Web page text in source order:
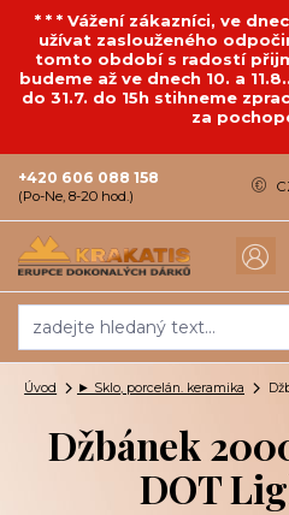
* * * Vážení zákazníci, ve
užívat zaslouženého
tomto období s radostí
budeme až ve dnech 10. a
do 31.7. do 15h stihneme
za
+420 606 088 158
(Po-Ne, 8-20 hod.)
Úvod ► Sklo, porcelán. keramika
Džbánek
DOT